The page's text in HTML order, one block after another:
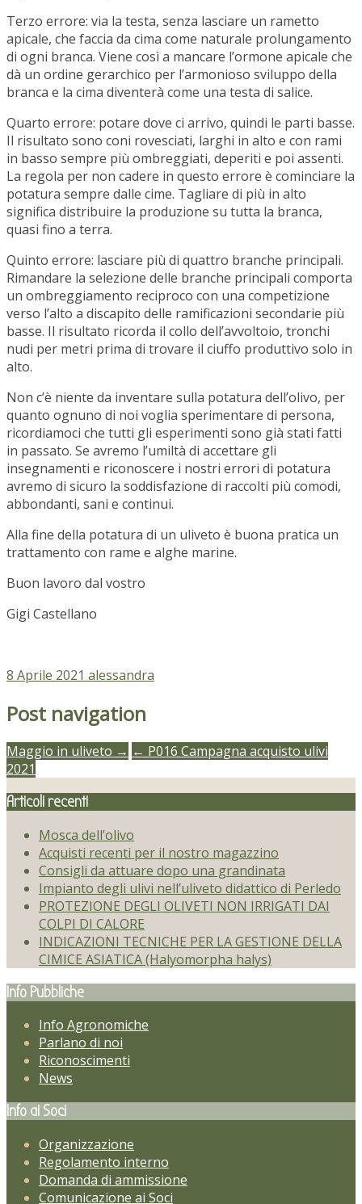
Terzo errore: via la testa, senza lasciare un rametto
apicale, che faccia da cima come naturale prolungamento
di ogni branca. Viene così a mancare l’ormone apicale che
dà un ordine gerarchico per l’armonioso sviluppo della
branca e la cima diventerà come una testa di salice.
Quarto errore: potare dove ci arrivo, quindi le parti basse.
Il risultato sono coni rovesciati, larghi in alto e con rami
in basso sempre più ombreggiati, deperiti e poi assenti.
La regola per non cadere in questo errore è cominciare la
potatura sempre dalle cime. Tagliare di più in alto
significa distribuire la produzione su tutta la branca,
quasi fino a terra.
Quinto errore: lasciare più di quattro branche principali.
Rimandare la selezione delle branche principali comporta
un ombreggiamento reciproco con una competizione
verso l’alto a discapito delle ramificazioni secondarie più
basse. Il risultato ricorda il collo dell’avvoltoio, tronchi
nudi per metri prima di trovare il ciuffo produttivo solo in
alto.
Non c’è niente da inventare sulla potatura dell’olivo, per
quanto ognuno di noi voglia sperimentare di persona,
ricordiamoci che tutti gli esperimenti sono già stati fatti
in passato. Se avremo l’umiltà di accettare gli
insegnamenti e riconoscere i nostri errori di potatura
avremo di sicuro la soddisfazione di raccolti più comodi,
abbondanti, sani e continui.
Alla fine della potatura di un uliveto è buona pratica un
trattamento con rame e alghe marine.
Buon lavoro dal vostro
Gigi Castellano
8 Aprile 2021 alessandra
Post navigation
Maggio in uliveto → ← P016 Campagna acquisto ulivi
2021
Articoli recenti
Mosca dell’olivo
Acquisti recenti per il nostro magazzino
Consigli da attuare dopo una grandinata
Impianto degli ulivi nell’uliveto didattico di Perledo
PROTEZIONE DEGLI OLIVETI NON IRRIGATI DAI
COLPI DI CALORE
INDICAZIONI TECNICHE PER LA GESTIONE DELLA
CIMICE ASIATICA (Halyomorpha halys)
Info Pubbliche
Info Agronomiche
Parlano di noi
Riconoscimenti
News
Info ai Soci
Organizzazione
Regolamento interno
Domanda di ammissione
Comunicazione ai Soci